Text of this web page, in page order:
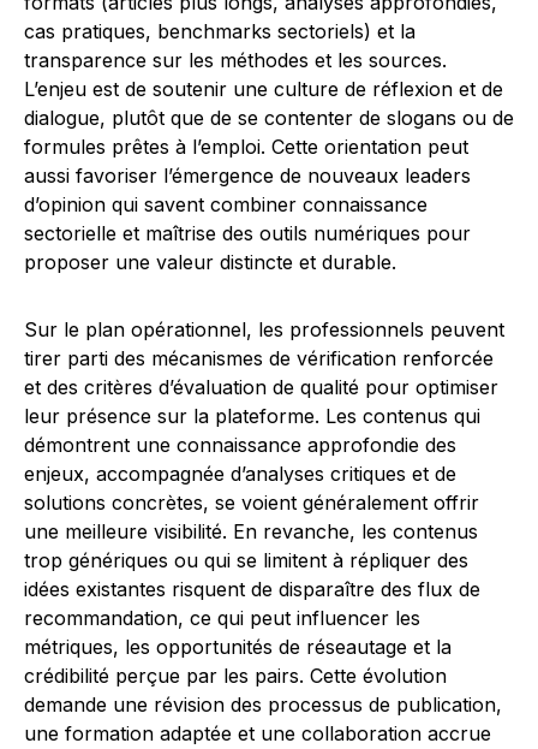
cas pratiques, benchmarks sectoriels) et la
transparence sur les méthodes et les sources.
L’enjeu est de soutenir une culture de réflexion et de
dialogue, plutôt que de se contenter de slogans ou de
formules prêtes à l’emploi. Cette orientation peut
aussi favoriser l’émergence de nouveaux leaders
d’opinion qui savent combiner connaissance
sectorielle et maîtrise des outils numériques pour
proposer une valeur distincte et durable.
Sur le plan opérationnel, les professionnels peuvent
tirer parti des mécanismes de vérification renforcée
et des critères d’évaluation de qualité pour optimiser
leur présence sur la plateforme. Les contenus qui
démontrent une connaissance approfondie des
enjeux, accompagnée d’analyses critiques et de
solutions concrètes, se voient généralement offrir
une meilleure visibilité. En revanche, les contenus
trop génériques ou qui se limitent à répliquer des
idées existantes risquent de disparaître des flux de
recommandation, ce qui peut influencer les
métriques, les opportunités de réseautage et la
crédibilité perçue par les pairs. Cette évolution
demande une révision des processus de publication,
une formation adaptée et une collaboration accrue